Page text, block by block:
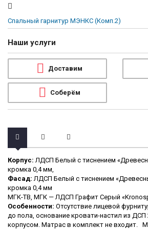
Спальный гарнитур МЭНКС (Комп.2)
Наши услуги
Доставим
Соберём
Корпус:ЛДСП Белый с тиснением
кромка 0,4 мм,
Фасад:ЛДСП Белый с тиснением
кромка 0,4 мм
МГК-ТВ, МГК — ЛДСП Графит Серый
Особенности: Отсутствие лицевой
до пола, основание кровати-настил из ДСП
корпусом. Матрас в комплект не входит.